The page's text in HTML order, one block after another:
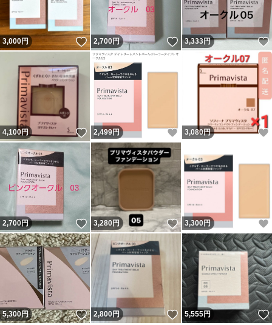
3,000円 いいね！
2,700円 いいね！
3,333円
4,100円 いいね！
2,499円 いいね！
3,080円
2,700円 いいね！
3,280円 いいね！
3,300円
5,300円 いいね！
2,800円 いいね！
5,555円